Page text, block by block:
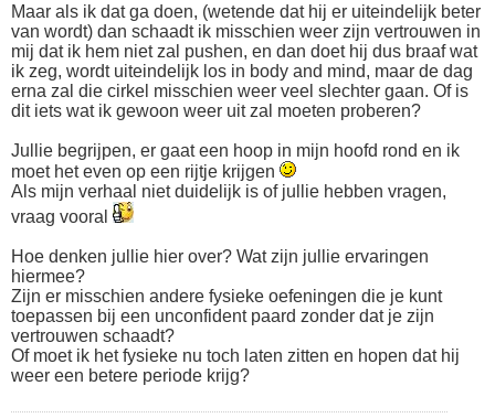
Maar als ik dat ga doen, (wetende dat hij er uiteindelijk beter
van wordt) dan schaadt ik misschien weer zijn vertrouwen in
mij dat ik hem niet zal pushen, en dan doet hij dus braaf wat
ik zeg, wordt uiteindelijk los in body and mind, maar de dag
erna zal die cirkel misschien weer veel slechter gaan. Of is
dit iets wat ik gewoon weer uit zal moeten proberen?
Jullie begrijpen, er gaat een hoop in mijn hoofd rond en ik
moet het even op een rijtje krijgen
Als mijn verhaal niet duidelijk is of jullie hebben vragen,
vraag vooral
Hoe denken jullie hier over? Wat zijn jullie ervaringen
hiermee?
Zijn er misschien andere fysieke oefeningen die je kunt
toepassen bij een unconfident paard zonder dat je zijn
vertrouwen schaadt?
Of moet ik het fysieke nu toch laten zitten en hopen dat hij
weer een betere periode krijg?